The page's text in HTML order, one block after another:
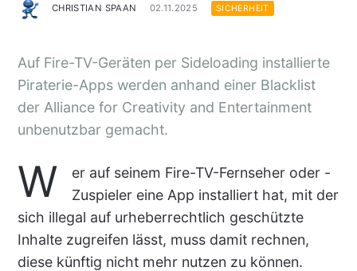
CHRISTIAN SPAAN 02.11.2025 SICHERHEIT
Auf Fire-TV-Geräten per Sideloading installierte
Piraterie-Apps werden anhand einer Blacklist
der Alliance for Creativity and Entertainment
unbenutzbar gemacht.
W
er auf seinem Fire-TV-Fernseher oder -
Zuspieler eine App installiert hat, mit der
sich illegal auf urheberrechtlich geschützte
Inhalte zugreifen lässt, muss damit rechnen,
diese künftig nicht mehr nutzen zu können.